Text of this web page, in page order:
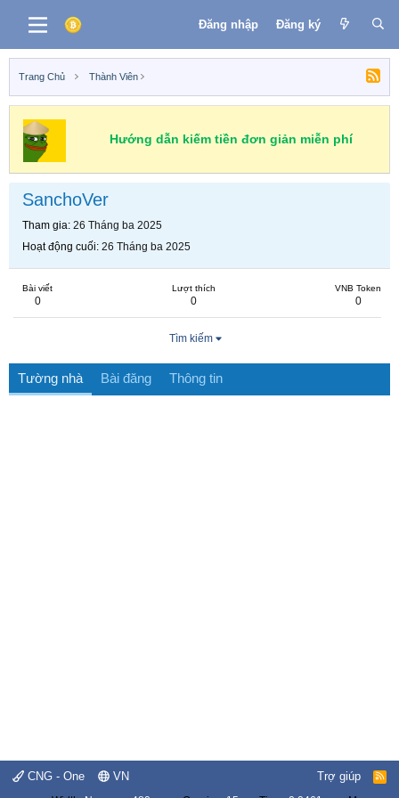
Đăng nhập Đăng ký
Trang Chủ Thành Viên
Hướng dẫn kiếm tiền đơn giản miễn phí
SanchoVer
Tham gia 26 Tháng ba 2025
Hoạt động cuối 26 Tháng ba 2025
Bài viết
0
Lượt thích
0
VNB Token
0
Tìm kiếm
Tường nhà Bài đăng Thông tin
CNG - One VN Trợ giúp
R